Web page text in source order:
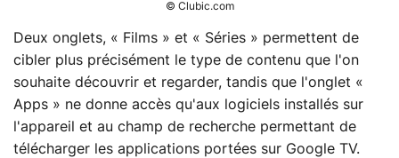
© Clubic.com
Deux onglets, « Films » et « Séries » permettent de
cibler plus précisément le type de contenu que l'on
souhaite découvrir et regarder, tandis que l'onglet «
Apps » ne donne accès qu'aux logiciels installés sur
l'appareil et au champ de recherche permettant de
télécharger les applications portées sur Google TV.